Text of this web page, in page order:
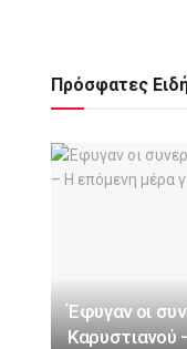
Πρόσφατες
Έφυγαν οι
Καρυστιανού